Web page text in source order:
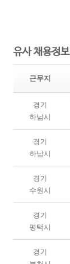
유사 채용정보
근무지
경기
하남시
경기
하남시
경기
수원시
경기
평택시
경기